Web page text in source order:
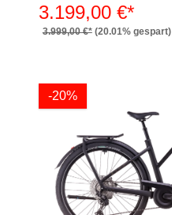
3.199,00 €*
3.999,00 €* (20.01% gespart)
-20%